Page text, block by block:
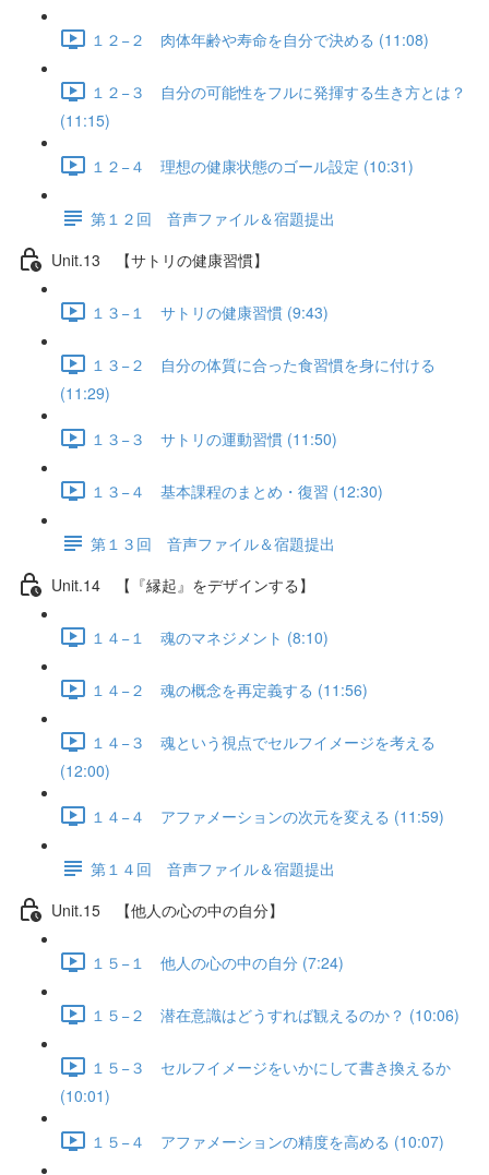
１２−２ 肉体年齢や寿命を自分で決める (11:08)
１２−３ 自分の可能性をフルに発揮する生き方とは？
(11:15)
１２−４ 理想の健康状態のゴール設定 (10:31)
第１２回 音声ファイル＆宿題提出
Unit.13 【サトリの健康習慣】
１３−１ サトリの健康習慣 (9:43)
１３−２ 自分の体質に合った食習慣を身に付ける
(11:29)
１３−３ サトリの運動習慣 (11:50)
１３−４ 基本課程のまとめ・復習 (12:30)
第１３回 音声ファイル＆宿題提出
Unit.14 【『縁起』をデザインする】
１４−１ 魂のマネジメント (8:10)
１４−２ 魂の概念を再定義する (11:56)
１４−３ 魂という視点でセルフイメージを考える
(12:00)
１４−４ アファメーションの次元を変える (11:59)
第１４回 音声ファイル＆宿題提出
Unit.15 【他人の心の中の自分】
１５−１ 他人の心の中の自分 (7:24)
１５−２ 潜在意識はどうすれば観えるのか？ (10:06)
１５−３ セルフイメージをいかにして書き換えるか
(10:01)
１５−４ アファメーションの精度を高める (10:07)